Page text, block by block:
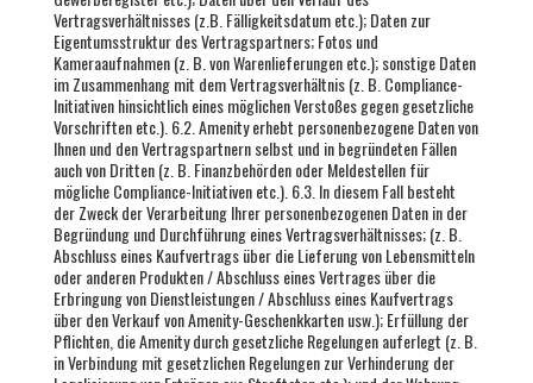
Vertragsverhältnisses (z.B. Fälligkeitsdatum etc.); Daten zur
Eigentumsstruktur des Vertragspartners; Fotos und
Kameraaufnahmen (z. B. von Warenlieferungen etc.); sonstige Daten
im Zusammenhang mit dem Vertragsverhältnis (z. B. Compliance-
Initiativen hinsichtlich eines möglichen Verstoßes gegen gesetzliche
Vorschriften etc.). 6.2. Amenity erhebt personenbezogene Daten von
Ihnen und den Vertragspartnern selbst und in begründeten Fällen
auch von Dritten (z. B. Finanzbehörden oder Meldestellen für
mögliche Compliance-Initiativen etc.). 6.3. In diesem Fall besteht
der Zweck der Verarbeitung Ihrer personenbezogenen Daten in der
Begründung und Durchführung eines Vertragsverhältnisses; (z. B.
Abschluss eines Kaufvertrags über die Lieferung von Lebensmitteln
oder anderen Produkten / Abschluss eines Vertrages über die
Erbringung von Dienstleistungen / Abschluss eines Kaufvertrags
über den Verkauf von Amenity-Geschenkkarten usw.); Erfüllung der
Pflichten, die Amenity durch gesetzliche Regelungen auferlegt (z. B.
in Verbindung mit gesetzlichen Regelungen zur Verhinderung der